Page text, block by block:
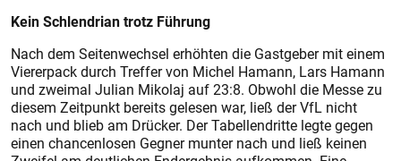
Kein Schlendrian trotz Führung
Nach dem Seitenwechsel erhöhten die Gastgeber mit einem
Viererpack durch Treffer von Michel Hamann, Lars Hamann
und zweimal Julian Mikolaj auf 23:8. Obwohl die Messe zu
diesem Zeitpunkt bereits gelesen war, ließ der VfL nicht
nach und blieb am Drücker. Der Tabellendritte legte gegen
einen chancenlosen Gegner munter nach und ließ keinen